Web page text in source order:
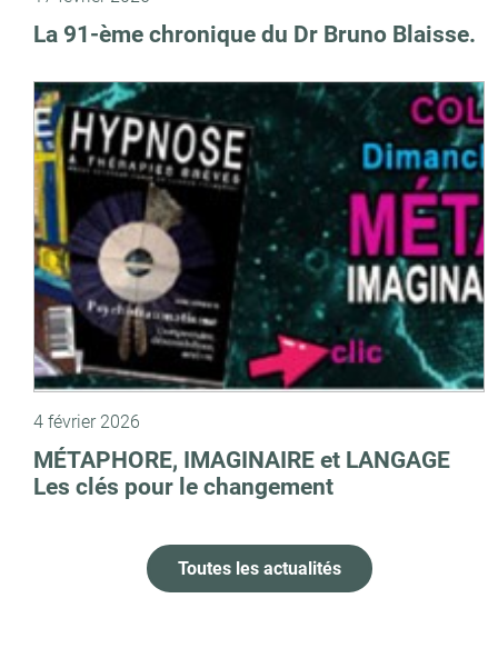
La 91-ème chronique du Dr Bruno Blaisse.
4 février 2026
MÉTAPHORE, IMAGINAIRE et LANGAGE
Les clés pour le changement
Toutes les actualités